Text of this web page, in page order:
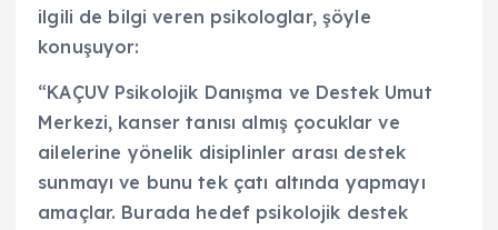
ilgili de bilgi veren psikologlar, şöyle
konuşuyor:
“KAÇUV Psikolojik Danışma ve Destek Umut
Merkezi, kanser tanısı almış çocuklar ve
ailelerine yönelik disiplinler arası destek
sunmayı ve bunu tek çatı altında yapmayı
amaçlar. Burada hedef psikolojik destek